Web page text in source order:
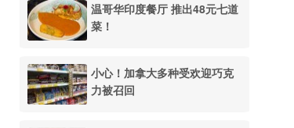
温哥华印度餐厅 推出48元七道
菜！
小心！加拿大多种受欢迎巧克
力被召回